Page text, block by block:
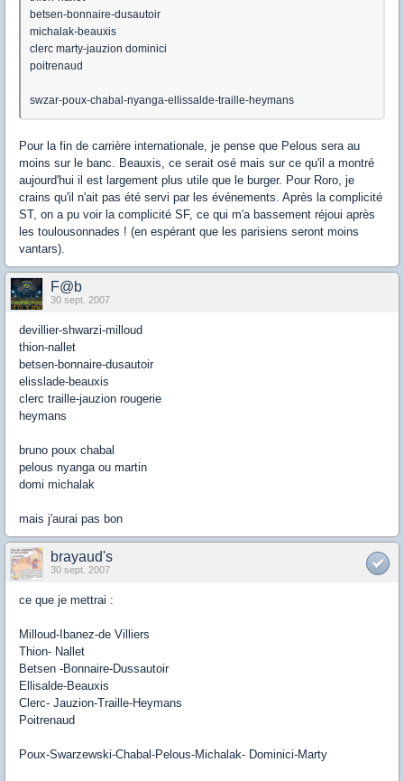
betsen-bonnaire-dusautoir
michalak-beauxis
clerc marty-jauzion dominici
poitrenaud
swzar-poux-chabal-nyanga-ellissalde-traille-heymans
Pour la fin de carrière internationale, je pense que Pelous sera au
moins sur le banc. Beauxis, ce serait osé mais sur ce qu'il a montré
aujourd'hui il est largement plus utile que le burger. Pour Roro, je
crains qu'il n'ait pas été servi par les événements. Après la complicité
ST, on a pu voir la complicité SF, ce qui m'a bassement réjoui après
les toulousonnades ! (en espérant que les parisiens seront moins
vantars).
F@b
30 sept. 2007
devillier-shwarzi-milloud
thion-nallet
betsen-bonnaire-dusautoir
elisslade-beauxis
clerc traille-jauzion rougerie
heymans
bruno poux chabal
pelous nyanga ou martin
domi michalak
mais j'aurai pas bon
brayaud's
30 sept. 2007
ce que je mettrai :
Milloud-Ibanez-de Villiers
Thion- Nallet
Betsen -Bonnaire-Dussautoir
Ellisalde-Beauxis
Clerc- Jauzion-Traille-Heymans
Poitrenaud
Poux-Swarzewski-Chabal-Pelous-Michalak- Dominici-Marty